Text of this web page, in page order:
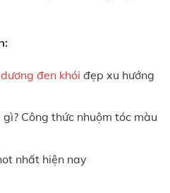
đen khói đẹp xu hướng
Công thức nhuộm tóc màu
nhất hiện nay